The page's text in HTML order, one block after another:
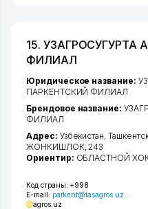
15. УЗАГРОСУГУРТА
ФИЛИАЛ
Код страны: +998
E-mail: parkent@tasagros.uz
agros.uz
Юридическое название:
ПАРКЕНТСКИЙ ФИЛИАЛ
Брендовое название:
ФИЛИАЛ
Адрес: Узбекистан,
ЖОНКИШЛОК , 243
Ориентир: ОБЛАСТНОЙ